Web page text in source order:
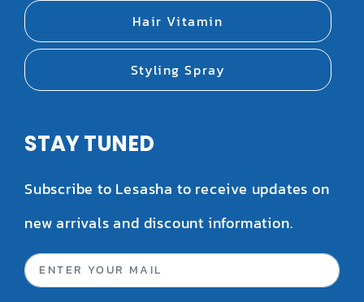
Hair Vitamin
Styling Spray
STAY TUNED
Subscribe to Lesasha to receive updates on
new arrivals and discount information.